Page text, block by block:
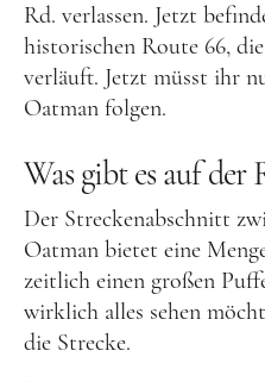
Rd. verlassen. Jetzt
historischen Route 66,
verläuft. Jetzt müsst ihr
Oatman folgen.
Was gibt es auf der
Der Streckenabschnitt
Oatman bietet eine
zeitlich einen großen
wirklich alles sehen
die Strecke.